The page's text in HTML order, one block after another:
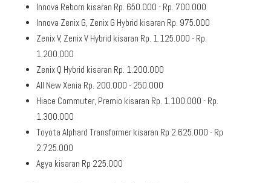
Innova Reborn kisaran Rp. 650.000 - Rp. 700.000
Innova Zenix G, Zenix G Hybrid kisaran Rp. 975.000
Zenix V, Zenix V Hybrid kisaran Rp. 1.125.000 - Rp.
1.200.000
Zenix Q Hybrid kisaran Rp. 1.200.000
All New Xenia Rp. 200.000 - 250.000
Hiace Commuter, Premio kisaran Rp. 1.100.000 - Rp.
1.300.000
Toyota Alphard Transformer kisaran Rp 2.625.000 - Rp
2.725.000
Agya kisaran Rp 225.000